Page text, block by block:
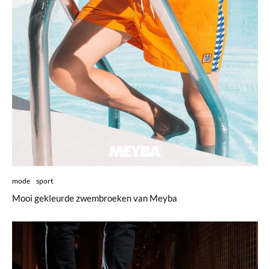
mode sport
Mooi gekleurde zwembroeken van Meyba